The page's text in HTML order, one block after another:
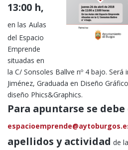
13:00 h,
en las Aulas
del Espacio
Emprende
situadas en
la C/ Sonsoles Ballve nº 4 bajo.
Jiménez, Graduada en Diseño
diseño Phics&Graphics.
Para apuntarse se
apellidos y actividad de